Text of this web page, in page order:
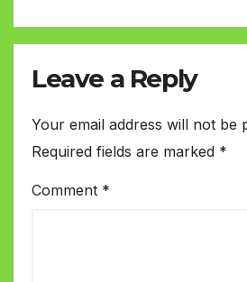
Leave a Reply
Your email address will not be
Required fields are marked *
Comment *